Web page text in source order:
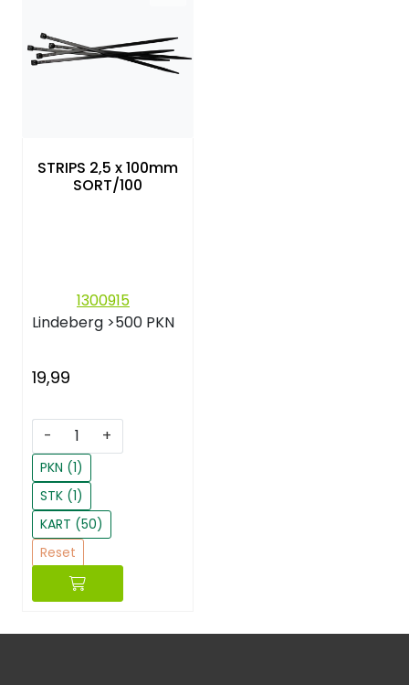
STRIPS 2,5 x 100mm
SORT/100
1300915
Lindeberg >500 PKN
19,99
- +
PKN (1)
STK (1)
KART (50)
Reset